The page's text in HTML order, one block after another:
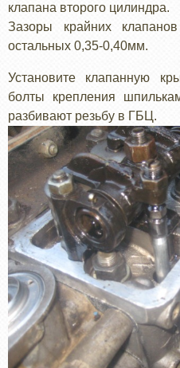
клапана второго цилиндра.
Зазоры крайних
остальных 0,35-0,40мм.
Установите клапанную
болты крепления
разбивают резьбу в ГБЦ.